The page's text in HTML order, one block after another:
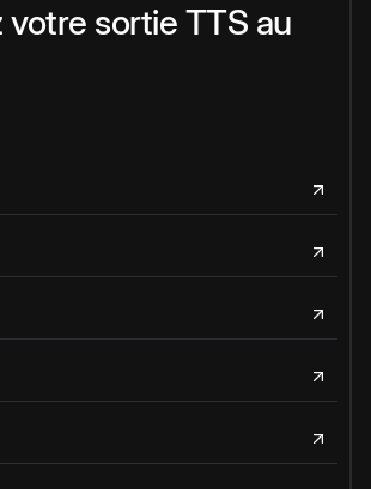
votre sortie TTS au